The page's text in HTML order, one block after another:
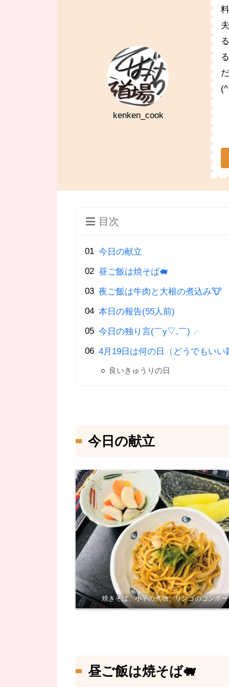
kenken_cook
目次
今日の献立
昼ご飯は焼そば🐖
夜ご飯は牛肉と大根の煮込み🐮
本日の報告(55人前)
今日の独り言(￣y▽,￣)╭
4月19日は何の日（どうでもいい
良いきゅうりの日
今日の献立
焼きそば、小芋の煮物、リンゴのコンポー
昼ご飯は焼そば🐖